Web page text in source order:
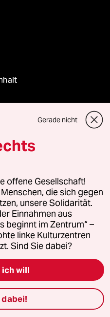
Gerade nicht
offene Gesellschaft!
die sich gegen
unsere Solidarität.
Einnahmen aus
beginnt im Zentrum“ –
linke Kulturzentren
Sind Sie dabei?
ich will
dabei!